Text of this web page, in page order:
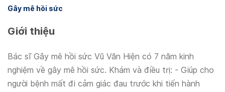
Gây mê hồi sức
Giới thiệu
Bác sĩ Gây mê hồi sức Vũ Văn Hiện có 7 năm kinh
nghiệm về gây mê hồi sức. Khám và điều trị: - Giúp cho
người bệnh mất đi cảm giác đau trước khi tiến hành